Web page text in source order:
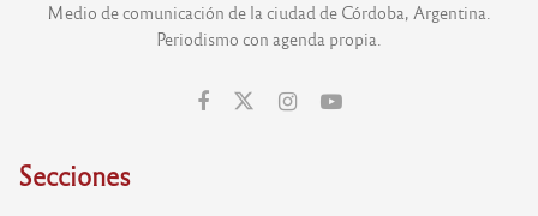
Medio de comunicación de la ciudad de Córdoba, Argentina.
Periodismo con agenda propia.
Secciones